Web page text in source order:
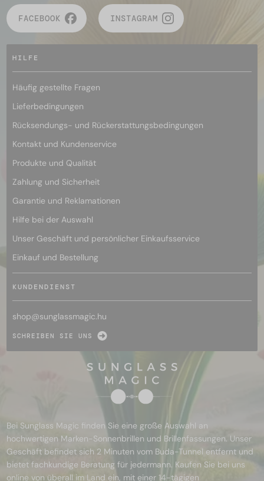
FACEBOOK INSTAGRAM
HILFE
Häufig gestellte Fragen
Lieferbedingungen
Rücksendungs- und Rückerstattungsbedingungen
Kontakt und Kundenservice
Produkte und Qualität
Zahlung und Sicherheit
Garantie und Reklamationen
Hilfe bei der Auswahl
Unser Geschäft und persönlicher Einkaufsservice
Einkauf und Bestellung
KUNDENDIENST
shop@sunglassmagic.hu
SCHREIBEN SIE UNS
Bei Sunglass Magic finden Sie eine große Auswahl an
hochwertigen Marken-Sonnenbrillen und Brillenfassungen. Unser
Geschäft befindet sich 2 Minuten vom Buda-Tunnel entfernt und
bietet fachkundige Beratung für jedermann. Kaufen Sie bei uns
online von überall im Land ein, mit einer 14-tägigen